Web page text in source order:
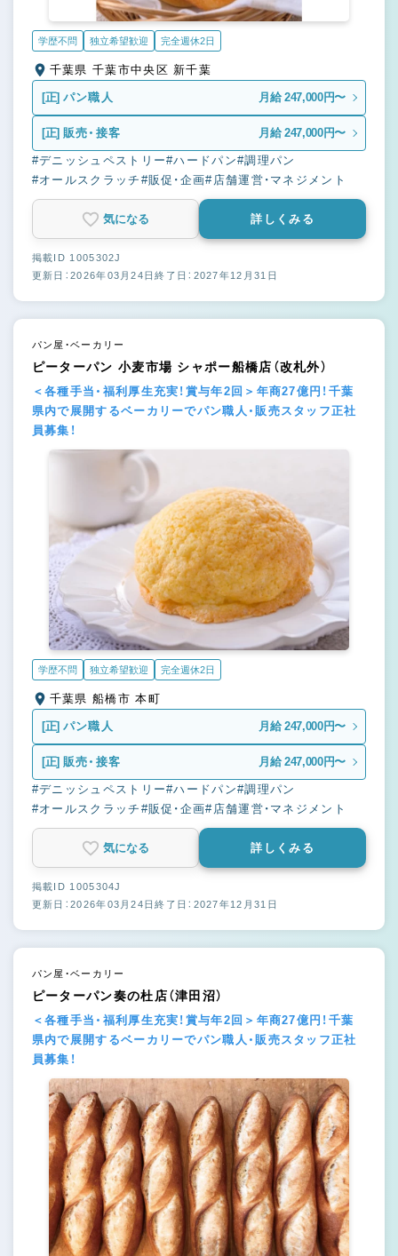
学歴不問 独立希望歓迎 完全週休2日
千葉県 千葉市中央区 新千葉
[正] パン職人 月給 247,000円〜
[正] 販売・接客 月給 247,000円〜
#デニッシュペストリー#ハードパン#調理パン
#オールスクラッチ #販促・企画#店舗運営・マネジメント
気になる 詳しくみる
掲載ID 1005302J
更新日：2026年03月24日終了日：2027年12月31日
パン屋・ベーカリー
ピーターパン 小麦市場 シャポー船橋店（改札外）
＜各種手当・福利厚生充実！賞与年2回＞年商27億円！千葉
県内で展開するベーカリーでパン職人・販売スタッフ正社
員募集！
学歴不問 独立希望歓迎 完全週休2日
千葉県 船橋市 本町
[正] パン職人 月給 247,000円〜
[正] 販売・接客 月給 247,000円〜
#デニッシュペストリー#ハードパン#調理パン
#オールスクラッチ #販促・企画#店舗運営・マネジメント
気になる 詳しくみる
掲載ID 1005304J
更新日：2026年03月24日終了日：2027年12月31日
パン屋・ベーカリー
ピーターパン奏の杜店（津田沼）
＜各種手当・福利厚生充実！賞与年2回＞年商27億円！千葉
県内で展開するベーカリーでパン職人・販売スタッフ正社
員募集！